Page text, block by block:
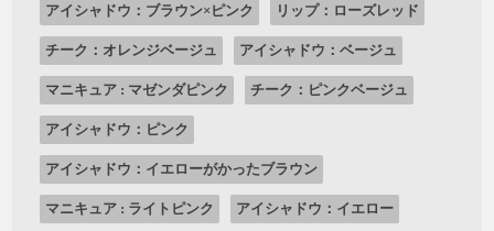
アイシャドウ：ブラウン×ピンク リップ：ローズレッド
チーク：オレンジベージュ アイシャドウ：ベージュ
マニキュア : マゼンダピンク チーク：ピンクベージュ
アイシャドウ：ピンク
アイシャドウ：イエローがかったブラウン
マニキュア : ライトピンク アイシャドウ：イエロー